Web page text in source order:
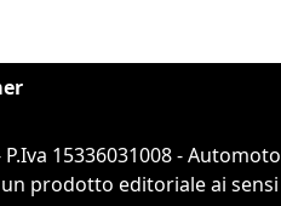
15336031008 -
prodotto editoriale ai sensi